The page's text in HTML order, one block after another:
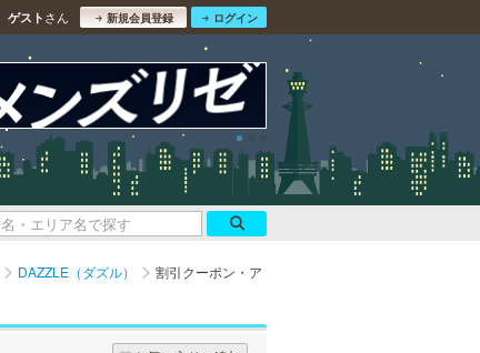
ゲスト さん 新規会員登録 ログイン
DAZZLE（ダズル）
割引クーポン・ア